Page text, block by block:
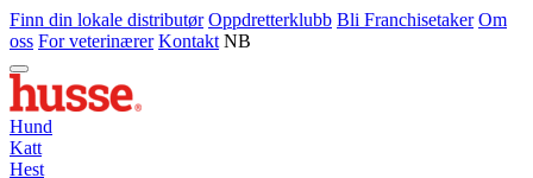
Finn din lokale distributør Oppdretterklubb Bli Franchisetaker Om
oss For veterinærer Kontakt NB
Hund
Katt
Hest